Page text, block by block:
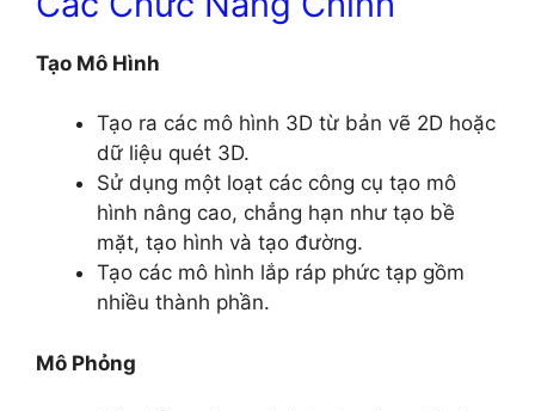
Tạo Mô Hình
Tạo ra các mô hình 3D từ bản vẽ 2D hoặc
dữ liệu quét 3D.
Sử dụng một loạt các công cụ tạo mô
hình nâng cao, chẳng hạn như tạo bề
mặt, tạo hình và tạo đường.
Tạo các mô hình lắp ráp phức tạp gồm
nhiều thành phần.
Mô Phỏng